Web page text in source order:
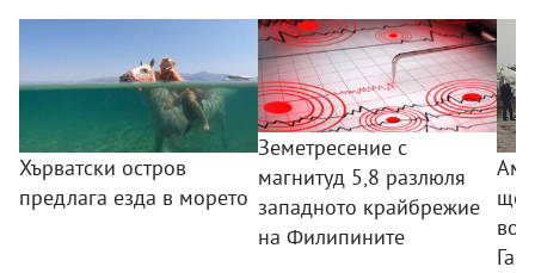
Хърватски остров
предлага езда в морето
Земетресение с
магнитуд 5,8 разлюля
западното крайбрежие
на Филипините
ще
Газа